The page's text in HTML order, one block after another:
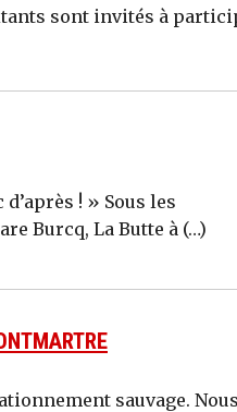
sont invités à
! » Sous les
Burcq, La Butte à (…)
sauvage. Nous